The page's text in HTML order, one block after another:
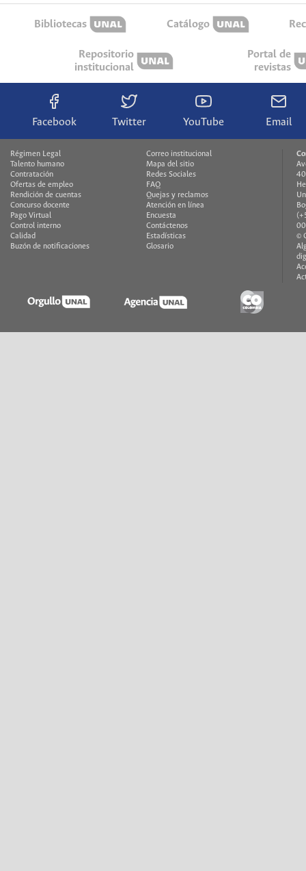
Bibliotecas Catálogo
Repositorio
institucional
Portal de
revistas
Facebook Twitter YouTube Email
Régimen Legal
Talento humano
Contratación
Ofertas de empleo
Rendición de cuentas
Concurso docente
Pago Virtual
Control interno
Calidad
Buzón de notificaciones
Correo institucional
Mapa del sitio
Redes Sociales
FAQ
Quejas y reclamos
Atención en línea
Encuesta
Contáctenos
Estadísticas
Glosario
©